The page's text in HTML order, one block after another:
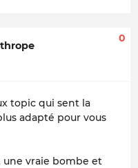
0
topic qui sent la
adapté pour vous
une vraie bombe et